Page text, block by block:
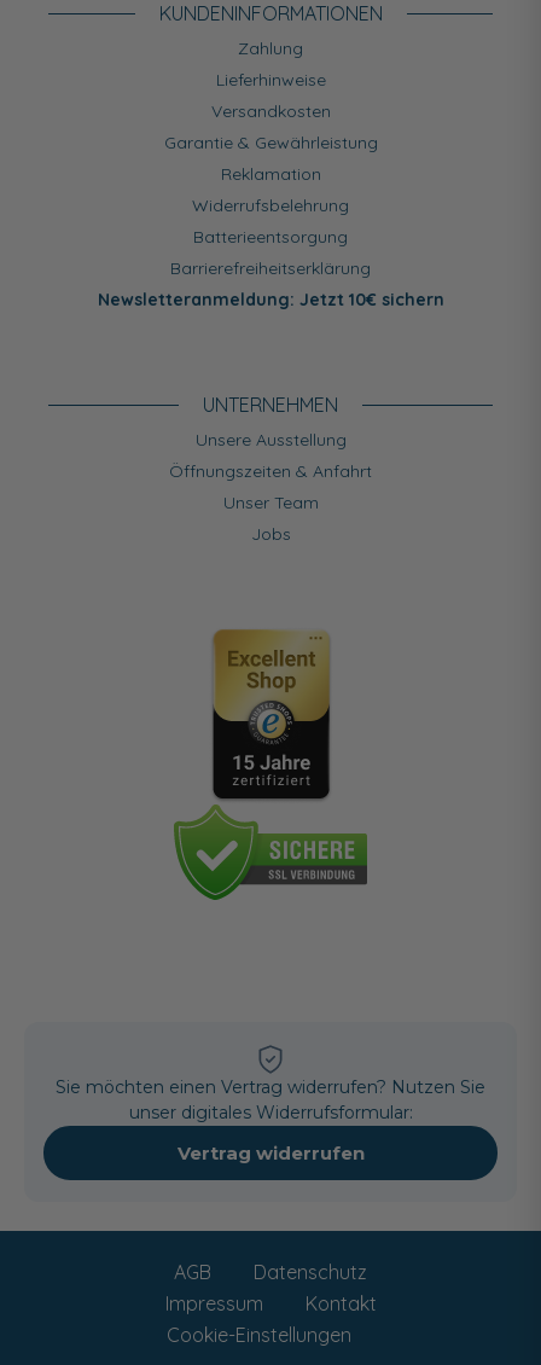
KUNDEN­INFORMATIONEN
Zahlung
Lieferhinweise
Versandkosten
Garantie & Gewährleistung
Reklamation
Widerrufsbelehrung
Batterieentsorgung
Barrierefreiheitserklärung
Newsletteranmeldung: Jetzt 10€ sichern
UNTERNEHMEN
Unsere Ausstellung
Öffnungszeiten & Anfahrt
Unser Team
Jobs
Sie möchten einen Vertrag widerrufen? Nutzen Sie
unser digitales Widerrufsformular:
Vertrag widerrufen
AGB
Datenschutz
Impressum
Kontakt
Cookie-Einstellungen